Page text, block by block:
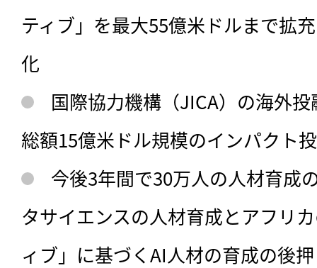
ティブ」を最大55億米ドルまで拡
化
国際協力機構（JICA）の海外
総額15億米ドル規模のインパクト
今後3年間で30万人の人材育成
タサイエンスの人材育成とアフリ
ィブ」に基づくAI人材の育成の後